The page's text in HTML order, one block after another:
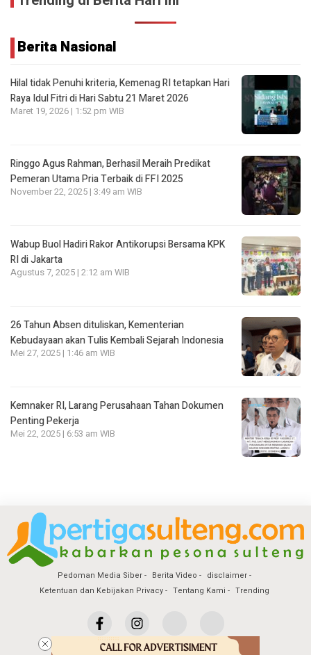
Berita Nasional
Hilal tidak Penuhi kriteria, Kemenag RI tetapkan Hari
Raya Idul Fitri di Hari Sabtu 21 Maret 2026
Maret 19, 2026 | 1:52 pm WIB
Ringgo Agus Rahman, Berhasil Meraih Predikat
Pemeran Utama Pria Terbaik di FFI 2025
November 22, 2025 | 3:49 am WIB
Wabup Buol Hadiri Rakor Antikorupsi Bersama KPK
RI di Jakarta
Agustus 7, 2025 | 2:12 am WIB
26 Tahun Absen dituliskan, Kementerian
Kebudayaan akan Tulis Kembali Sejarah Indonesia
Mei 27, 2025 | 1:46 am WIB
Kemnaker RI, Larang Perusahaan Tahan Dokumen
Penting Pekerja
Mei 22, 2025 | 6:53 am WIB
Pedoman Media Siber Berita Video
disclaimer
Ketentuan dan Kebijakan Privacy
Tentang Kami Trending